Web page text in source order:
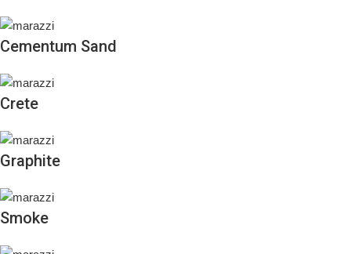
Cementum Sand
Crete
Graphite
Smoke